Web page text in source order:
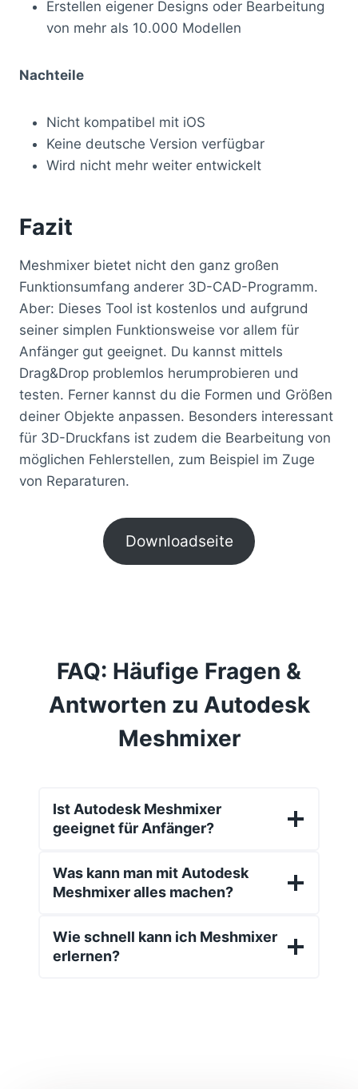
Erstellen eigener Designs oder Bearbeitung
von mehr als 10.000 Modellen
Nachteile
Nicht kompatibel mit iOS
Keine deutsche Version verfügbar
Wird nicht mehr weiter entwickelt
Fazit
Meshmixer bietet nicht den ganz großen
Funktionsumfang anderer 3D-CAD-Programm.
Aber: Dieses Tool ist kostenlos und aufgrund
seiner simplen Funktionsweise vor allem für
Anfänger gut geeignet. Du kannst mittels
Drag&Drop problemlos herumprobieren und
testen. Ferner kannst du die Formen und Größen
deiner Objekte anpassen. Besonders interessant
für 3D-Druckfans ist zudem die Bearbeitung von
möglichen Fehlerstellen, zum Beispiel im Zuge
von Reparaturen.
Downloadseite
FAQ: Häufige Fragen &
Antworten zu Autodesk
Meshmixer
Ist Autodesk Meshmixer
geeignet für Anfänger?
Was kann man mit Autodesk
Meshmixer alles machen?
Wie schnell kann ich Meshmixer
erlernen?